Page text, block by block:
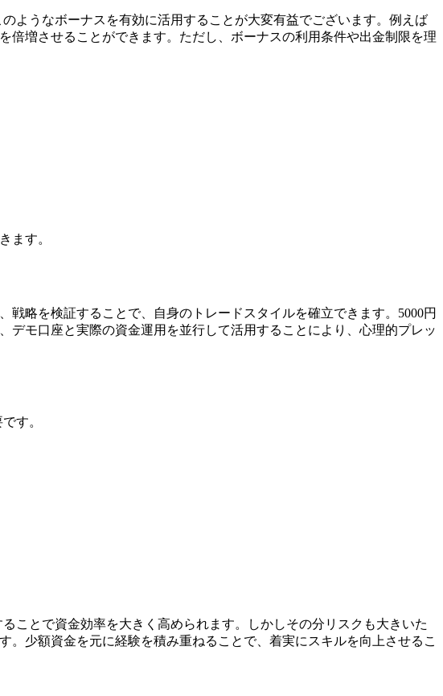
ようなボーナスを有効に活用することが大変有益でございます。例えば
倍増させることができます。ただし、ボーナスの利用条件や出金制限を理
ます。
略を検証することで、自身のトレードスタイルを確立できます。5000円
モ口座と実際の資金運用を並行して活用することにより、心理的プレッ
す。
ことで資金効率を大きく高められます。しかしその分リスクも大きいた
少額資金を元に経験を積み重ねることで、着実にスキルを向上させるこ